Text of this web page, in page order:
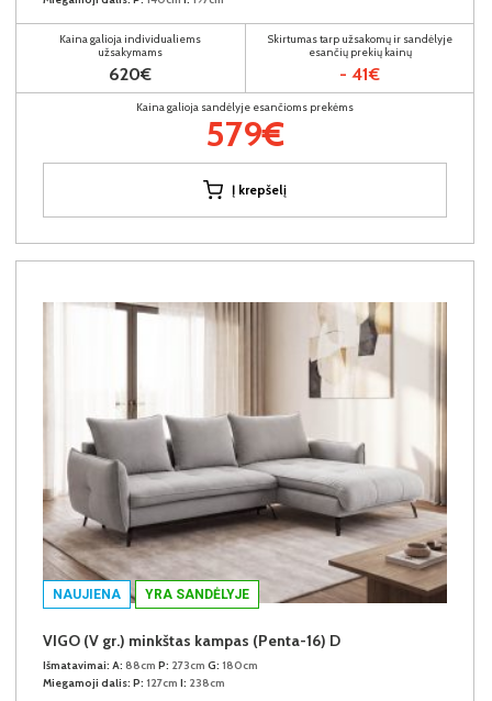
Kaina galioja individualiems
užsakymams
620€
Skirtumas tarp užsakomų ir sandėlyje
esančių prekių kainų
- 41€
Kaina galioja sandėlyje esančioms prekėms
579€
Į krepšelį
NAUJIENA YRA SANDĖLYJE
VIGO (V gr.) minkštas kampas (Penta-16) D
Išmatavimai: A: 88cm P: 273cm G: 180cm
Miegamoji dalis: P: 127cm I: 238cm